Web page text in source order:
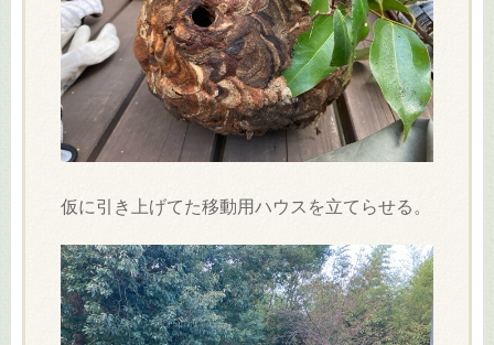
仮に引き上げてた移動用ハウスを立てらせる。